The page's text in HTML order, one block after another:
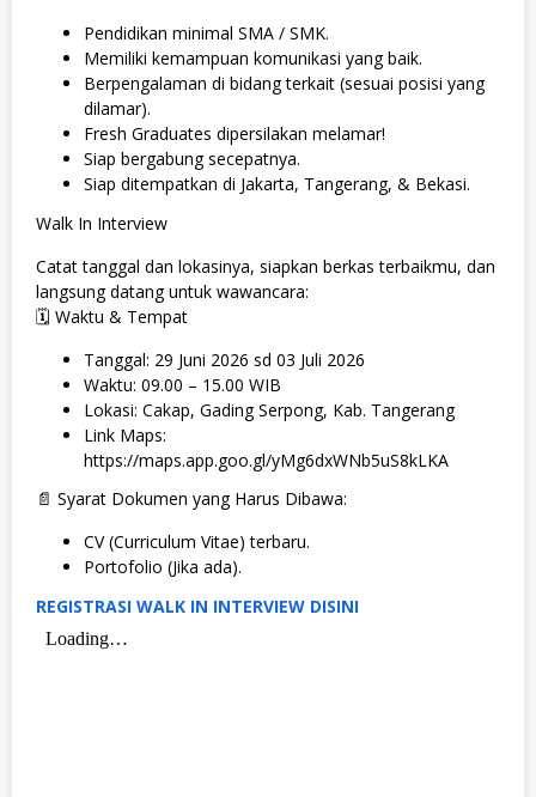
​Pendidikan minimal SMA / SMK.
​Memiliki kemampuan komunikasi yang baik.
​Berpengalaman di bidang terkait (sesuai posisi yang
dilamar).
​Fresh Graduates dipersilakan melamar!
​Siap bergabung secepatnya.
​Siap ditempatkan di Jakarta, Tangerang, & Bekasi.
Walk In Interview
​Catat tanggal dan lokasinya, siapkan berkas terbaikmu, dan
langsung datang untuk wawancara:
​🗓️ Waktu & Tempat
​Tanggal: 29 Juni 2026 sd 03 Juli 2026
​Waktu: 09.00 – 15.00 WIB
​Lokasi: Cakap, Gading Serpong, Kab. Tangerang
​Link Maps:
https://maps.app.goo.gl/yMg6dxWNb5uS8kLKA
​📄 Syarat Dokumen yang Harus Dibawa:
​CV (Curriculum Vitae) terbaru.
​Portofolio (Jika ada).
REGISTRASI WALK IN INTERVIEW DISINI